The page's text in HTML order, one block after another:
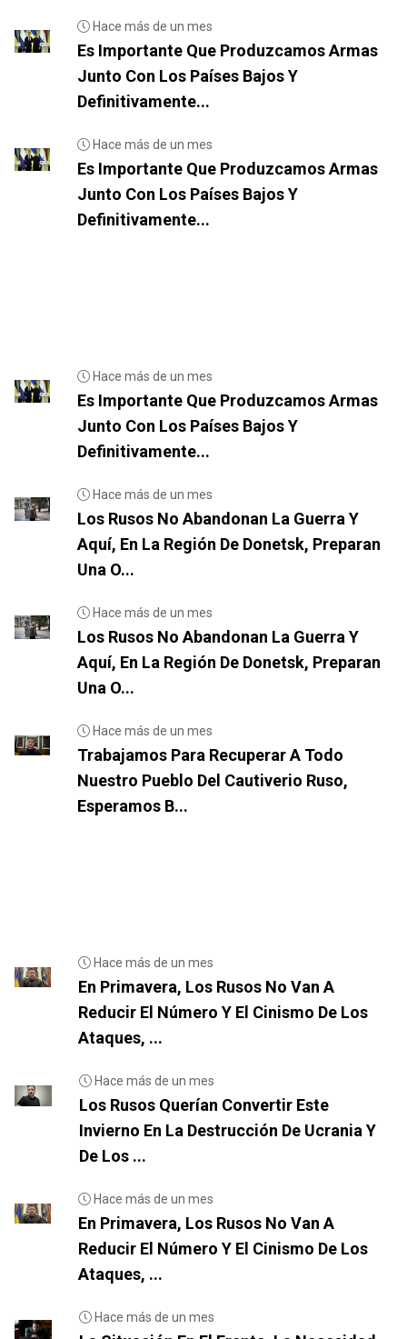
Hace más de un mes
Es Importante Que Produzcamos Armas
Junto Con Los Países Bajos Y
Definitivamente...
Hace más de un mes
Es Importante Que Produzcamos Armas
Junto Con Los Países Bajos Y
Definitivamente...
Hace más de un mes
Es Importante Que Produzcamos Armas
Junto Con Los Países Bajos Y
Definitivamente...
Hace más de un mes
Los Rusos No Abandonan La Guerra Y
Aquí, En La Región De Donetsk, Preparan
Una O...
Hace más de un mes
Los Rusos No Abandonan La Guerra Y
Aquí, En La Región De Donetsk, Preparan
Una O...
Hace más de un mes
Trabajamos Para Recuperar A Todo
Nuestro Pueblo Del Cautiverio Ruso,
Esperamos B...
Hace más de un mes
En Primavera, Los Rusos No Van A
Reducir El Número Y El Cinismo De Los
Ataques, ...
Hace más de un mes
Los Rusos Querían Convertir Este
Invierno En La Destrucción De Ucrania Y
De Los ...
Hace más de un mes
En Primavera, Los Rusos No Van A
Reducir El Número Y El Cinismo De Los
Ataques, ...
Hace más de un mes